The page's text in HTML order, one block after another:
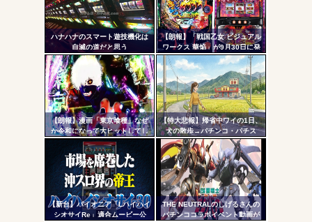
無職のパチンコカス(22)なんやが、ワイの人生どれくらい
ヤバいか教えて？...
AngelBeats!とかいうクソアニメの思い出ｗｗｗ
Powered by livedoor 相互RSS
ハナハナのスマート遊技機化は
自滅の道だと思う
【朗報】「戦国乙女 ビジュアル
ワークス 華焔」が9月30日に発
売決定！定価3980円、P戦国乙
女7・L戦国乙女5・グッズなどの
アートワーク集
【朗報】漫画「東京喰種」なぜ
か令和になって大ヒットしてし
まうｗｗｗ
【特大悲報】帰省中ワイの1日、
犬の散歩→パチンコ・パチス
ロ これしかないｗ
【新台】パイオニア「Lハイハイ
シオサイRe」適合ムービー公
THE NEUTRALのしげるさんの
パチンココラボイベント動画が
リン
- 固
定リ
ンク
自動
更新
ツー